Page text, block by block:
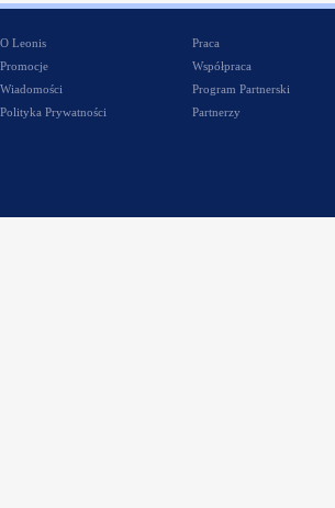
O Leonis
Promocje
Wiadomości
Polityka Prywatności
Praca
Współpraca
Program Partnerski
Partnerzy